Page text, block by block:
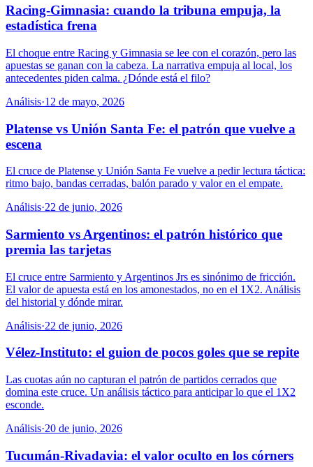
Racing-Gimnasia: cuando la tribuna empuja, la
estadística frena
El choque entre Racing y Gimnasia se lee con el corazón, pero las
apuestas se ganan con la cabeza. La narrativa empuja al local, los
antecedentes piden calma. ¿Dónde está el filo?
Análisis·12 de mayo, 2026
Platense vs Unión Santa Fe: el patrón que vuelve a
escena
El cruce de Platense y Unión Santa Fe vuelve a pedir lectura táctica:
ritmo bajo, bandas cerradas, balón parado y valor en el empate.
Análisis·22 de junio, 2026
Sarmiento vs Argentinos: el patrón histórico que
premia las tarjetas
El cruce entre Sarmiento y Argentinos Jrs es sinónimo de fricción.
El valor de apuesta está en los amonestados, no en el 1X2. Análisis
del historial y dónde mirar.
Análisis·22 de junio, 2026
Vélez-Instituto: el guion de pocos goles que se repite
Las cuotas aún no capturan el patrón de partidos cerrados que
domina este cruce. Un análisis táctico para anticipar lo que el 1X2
esconde.
Análisis·20 de junio, 2026
Tucumán-Rivadavia: el valor oculto en los córners